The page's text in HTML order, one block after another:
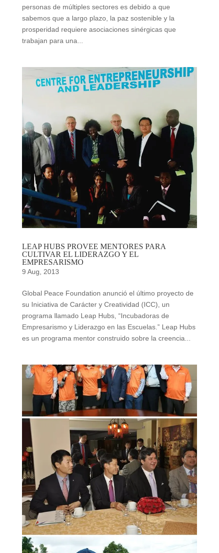
personas de múltiples sectores es debido a que
sabemos que a largo plazo, la paz sostenible y la
prosperidad requiere asociaciones sinérgicas que
trabajan para una...
LEAP HUBS PROVEE MENTORES PARA
CULTIVAR EL LIDERAZGO Y EL
EMPRESARISMO
9 Aug, 2013
Global Peace Foundation anunció el último proyecto de
su Iniciativa de Carácter y Creatividad (ICC), un
programa llamado Leap Hubs, “Incubadoras de
Empresarismo y Liderazgo en las Escuelas.” Leap Hubs
es un programa mentor construido sobre la creencia...